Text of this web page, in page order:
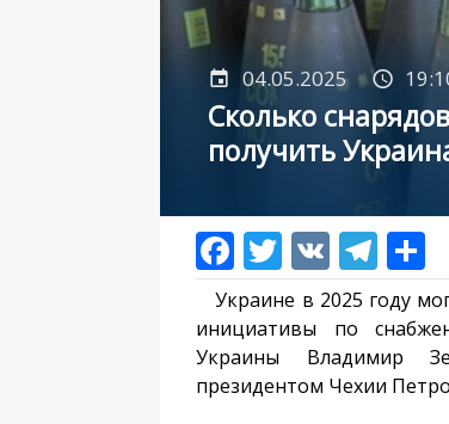
04.05.2025
Сколько
получить
Украине в 2025 году
инициативы по
Украины Владимир
президентом Чехии